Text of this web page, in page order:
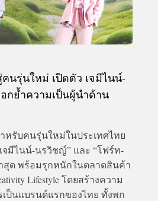
นรุ่นใหม่ เปิดตัว เจมีไนน์-
กย้ำความเป็นผู้นำด้าน
ำหรับคนรุ่นใหม่ในประเทศไทย
จมีไนน์-นรวิชญ์” และ “โฟร์ท-
สุด พร้อมรุกหนักในตลาดสินค้า
Lifestyle โดยสร้างความ
ป็นแบรนด์แรกของไทย ทั้งพก